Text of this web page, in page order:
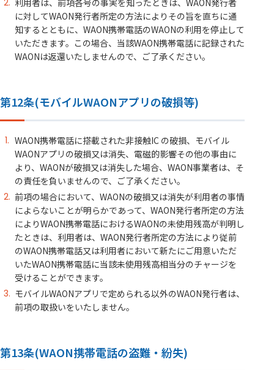
利用者は、前項各号の事実を知ったときは、WAON発行者
に対してWAON発行者所定の方法によりその旨を直ちに通
知するとともに、WAON携帯電話のWAONの利用を停止して
いただきます。この場合、当該WAON携帯電話に記録された
WAONは返還いたしませんので、ご了承ください。
第12条(モバイルWAONアプリの破損等)
WAON携帯電話に搭載された非接触IC の破損、モバイル
WAONアプリの破損又は消失、電磁的影響その他の事由に
より、WAONが破損又は消失した場合、WAON事業者は、そ
の責任を負いませんので、ご了承ください。
前項の場合において、WAONの破損又は消失が利用者の事情
によらないことが明らかであって、WAON発行者所定の方法
によりWAON携帯電話におけるWAONの未使用残高が判明し
たときは、利用者は、WAON発行者所定の方法により従前
のWAON携帯電話又は利用者において新たにご用意いただ
いたWAON携帯電話に当該未使用残高相当分のチャージを
受けることができます。
モバイルWAONアプリで定められる以外のWAON発行者は、
前項の取扱いをいたしません。
第13条(WAON携帯電話の盗難・紛失)